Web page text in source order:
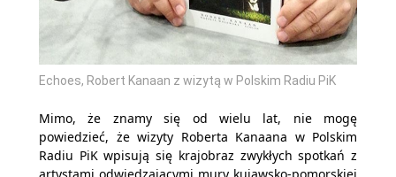
Echoes, Robert Kanaan z wizytą w Polskim Radiu PiK
Mimo, że znamy się od wielu lat, nie mogę
powiedzieć, że wizyty Roberta Kanaana w Polskim
Radiu PiK wpisują się krajobraz zwykłych spotkań z